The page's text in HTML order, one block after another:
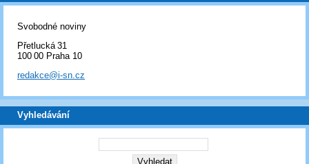
Svobodné noviny
Přetlucká 31
100 00 Praha 10
redakce@i-sn.cz
Vyhledávání